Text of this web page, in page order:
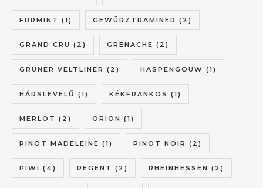
FURMINT (1) GEWÜRZTRAMINER (2)
GRAND CRU (2) GRENACHE (2)
GRÜNER VELTLINER (2) HASPENGOUW (1)
HÁRSLEVELŰ (1) KÉKFRANKOS (1)
MERLOT (2) ORION (1)
PINOT MADELEINE (1) PINOT NOIR (2)
PIWI (4) REGENT (2) RHEINHESSEN (2)